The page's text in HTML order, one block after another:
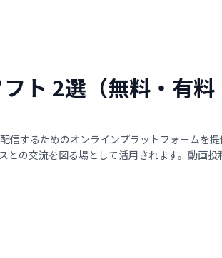
ト 2選（無料・有料
信するためのオンラインプラットフォームを
の交流を図る場として活用されます。動画投